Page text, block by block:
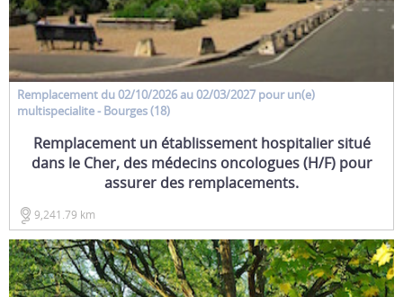
Remplacement du 02/10/2026 au 02/03/2027 pour un(e)
multispecialite- Bourges (18)
Remplacement un établissement hospitalier situé
dans le Cher, des médecins oncologues (H/F) pour
assurer des remplacements.
9,241.79 km